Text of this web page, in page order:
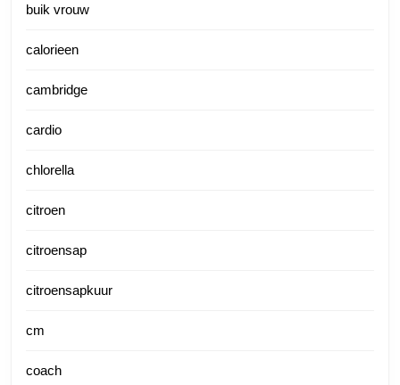
buik vrouw
calorieen
cambridge
cardio
chlorella
citroen
citroensap
citroensapkuur
cm
coach